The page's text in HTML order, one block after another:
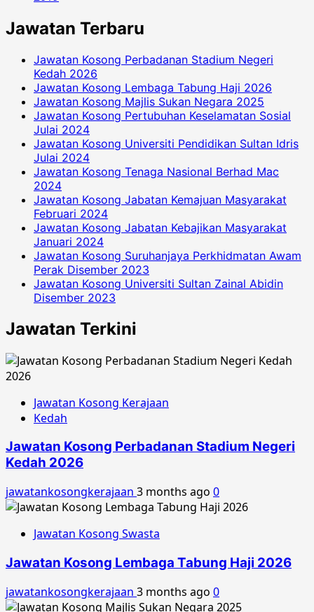
Jawatan Terbaru
Jawatan Kosong Perbadanan Stadium Negeri
Kedah 2026
Jawatan Kosong Lembaga Tabung Haji 2026
Jawatan Kosong Majlis Sukan Negara 2025
Jawatan Kosong Pertubuhan Keselamatan Sosial
Julai 2024
Jawatan Kosong Universiti Pendidikan Sultan Idris
Julai 2024
Jawatan Kosong Tenaga Nasional Berhad Mac
2024
Jawatan Kosong Jabatan Kemajuan Masyarakat
Februari 2024
Jawatan Kosong Jabatan Kebajikan Masyarakat
Januari 2024
Jawatan Kosong Suruhanjaya Perkhidmatan Awam
Perak Disember 2023
Jawatan Kosong Universiti Sultan Zainal Abidin
Disember 2023
Jawatan Terkini
Jawatan Kosong Kerajaan
Kedah
Jawatan Kosong Perbadanan Stadium Negeri
Kedah 2026
jawatankosongkerajaan 3 months ago 0
Jawatan Kosong Swasta
Jawatan Kosong Lembaga Tabung Haji 2026
jawatankosongkerajaan 3 months ago 0